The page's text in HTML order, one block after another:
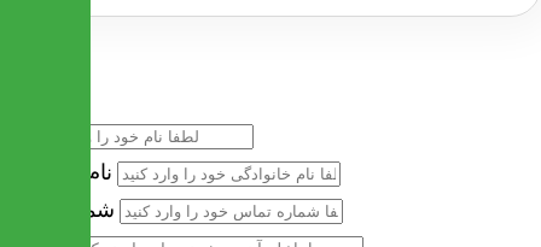
نام خانوادگی
شماره تماس